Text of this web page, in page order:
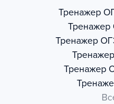
Тренажер
Тренажер
Тренажер
Тренажер
Тренажер